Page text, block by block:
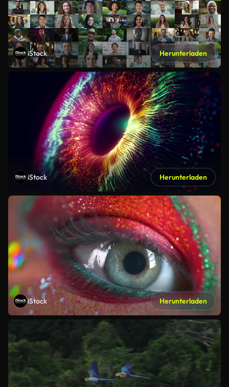
iStock Herunterladen
iStock Herunterladen
iStock Herunterladen